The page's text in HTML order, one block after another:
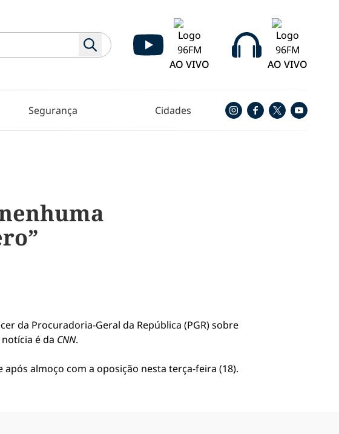
AO VIVO
AO VIVO
Segurança Cidades
da Procuradoria-Geral da República (PGR) sobre
é da CNN.
almoço com a oposição nesta terça-feira (18).